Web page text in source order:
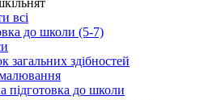
всі
до школи (5-7)
загальних здібностей
підготовка до школи